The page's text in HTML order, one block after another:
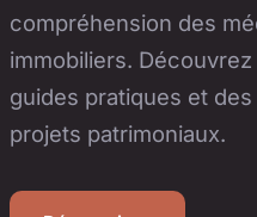
compréhension des
immobiliers.
guides pratiques et
projets patrimoniaux.